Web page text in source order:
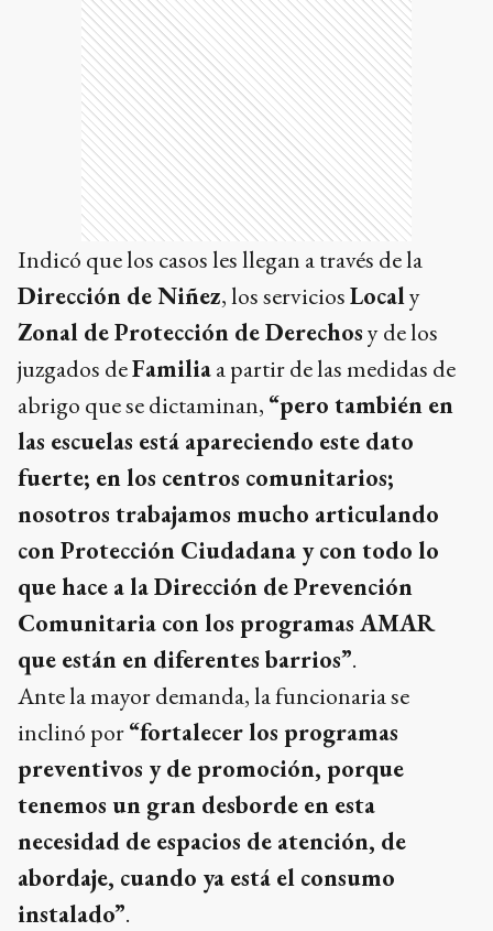
Indicó que los casos les llegan a través de la
Dirección de Niñez, los serviciosLocaly
Zonal de Protección de Derechosy de los
juzgados deFamiliaa partir de las medidas de
abrigo que se dictaminan, “pero también en
las escuelas está apareciendo este dato
fuerte; en los centros comunitarios;
nosotros trabajamos mucho articulando
con Protección Ciudadana y con todo lo
que hace a la Dirección de Prevención
Comunitaria con los programas AMAR
que están en diferentes barrios”.
Ante la mayor demanda, la funcionaria se
inclinó por“fortalecer los programas
preventivos y de promoción, porque
tenemos un gran desborde en esta
necesidad de espacios de atención, de
abordaje, cuando ya está el consumo
instalado”.